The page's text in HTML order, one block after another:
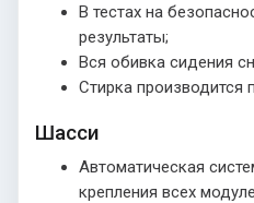
В тестах на
результаты;
Вся обивка сидения
Стирка производится
Шасси
Автоматическая
крепления всех